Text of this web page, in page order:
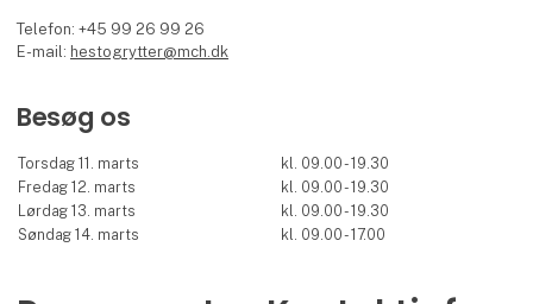
Telefon: +45 99 26 99 26
E-mail: hestogrytter@mch.dk
Besøg os
Torsdag 11. marts
kl. 09.00 - 19.30
Fredag 12. marts
kl. 09.00 - 19.30
Lørdag 13. marts
kl. 09.00 - 19.30
Søndag 14. marts
kl. 09.00 - 17.00